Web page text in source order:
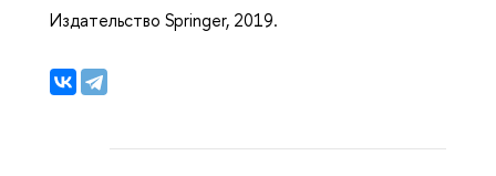
Издательство Springer, 2019.